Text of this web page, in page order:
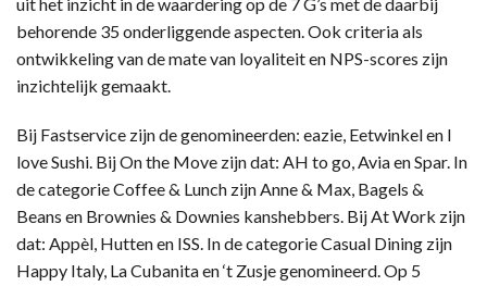
behorende 35 onderliggende aspecten. Ook criteria als
ontwikkeling van de mate van loyaliteit en NPS-scores zijn
inzichtelijk gemaakt.
Bij Fastservice zijn de genomineerden: eazie, Eetwinkel en I
love Sushi. Bij On the Move zijn dat: AH to go, Avia en Spar. In
de categorie Coffee & Lunch zijn Anne & Max, Bagels &
Beans en Brownies & Downies kanshebbers. Bij At Work zijn
dat: Appèl, Hutten en ISS. In de categorie Casual Dining zijn
Happy Italy, La Cubanita en ‘t Zusje genomineerd. Op 5